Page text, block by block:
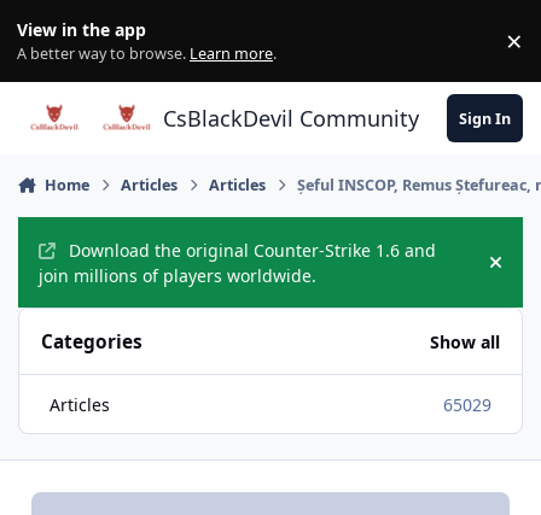
View in the app
A better way to browse. Learn more. ×
CsBlackDevil Community Sign In
Home Articles Articles Șeful INSCOP, Remus
Download the original Counter-Strike 1.6 and
join millions of players worldwide.
Hide
Categories Show all
Articles 65029